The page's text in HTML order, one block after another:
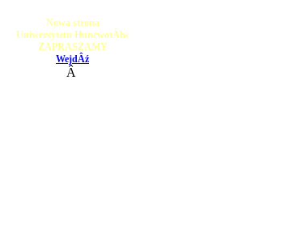
Nowa strona
Uniwersytetu HuncwotĂłw
ZAPRASZAMY
WejdÂź
Â